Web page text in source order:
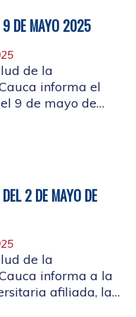
9 DE MAYO 2025
de la
informa el
9 de mayo de
2 DE MAYO DE
de la
informa a la
afiliada, la